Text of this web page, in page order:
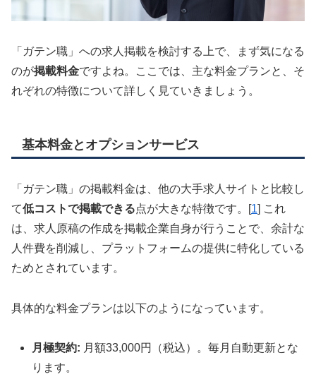
「ガテン職」への求人掲載を検討する上で、まず気になる
のが掲載料金ですよね。ここでは、主な料金プランと、そ
れぞれの特徴について詳しく見ていきましょう。
基本料金とオプションサービス
「ガテン職」の掲載料金は、他の大手求人サイトと比較し
て低コストで掲載できる点が大きな特徴です。[1] これ
は、求人原稿の作成を掲載企業自身が行うことで、余計な
人件費を削減し、プラットフォームの提供に特化している
ためとされています。
具体的な料金プランは以下のようになっています。
月極契約: 月額33,000円（税込）。毎月自動更新とな
ります。